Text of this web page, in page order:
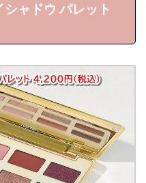
シャドウ パレット